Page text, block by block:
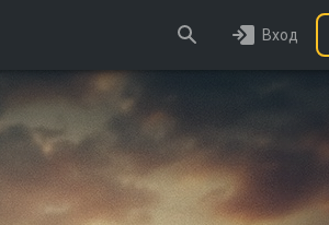
Вход